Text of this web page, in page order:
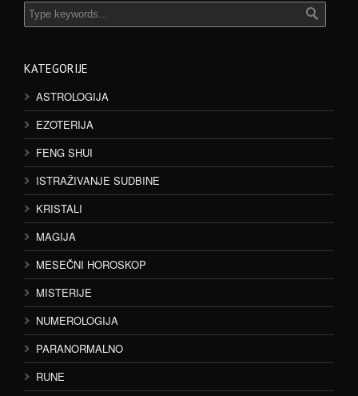
KATEGORIJE
ASTROLOGIJA
EZOTERIJA
FENG SHUI
ISTRAŽIVANJE SUDBINE
KRISTALI
MAGIJA
MESEČNI HOROSKOP
MISTERIJE
NUMEROLOGIJA
PARANORMALNO
RUNE